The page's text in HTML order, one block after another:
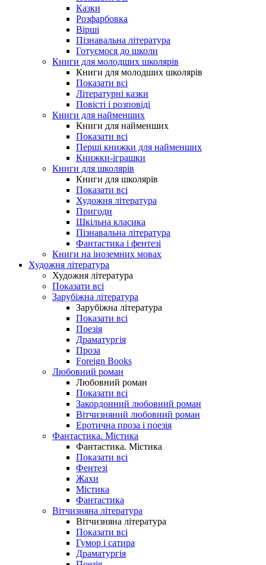
Казки
Розфарбовка
Вірші
Пізнавальна література
Готуємося до школи
Книги для молодших школярів
Книги для молодших школярів
Показати всі
Літературні казки
Повісті і розповіді
Книги для найменших
Книги для найменших
Показати всі
Перші книжки для найменших
Книжки-іграшки
Книги для школярів
Книги для школярів
Показати всі
Художня література
Пригоди
Шкільна класика
Пізнавальна література
Фантастика і фентезі
Книги на іноземних мовах
Художня література
Художня література
Показати всі
Зарубіжна література
Зарубіжна література
Показати всі
Поезія
Драматургія
Проза
Foreign Books
Любовний роман
Любовний роман
Показати всі
Закордонний любовний роман
Вітчизняний любовний роман
Еротична проза і поезія
Фантастика. Містика
Фантастика. Містика
Показати всі
Фентезі
Жахи
Містика
Фантастика
Вітчизняна література
Вітчизняна література
Показати всі
Гумор і сатира
Драматургія